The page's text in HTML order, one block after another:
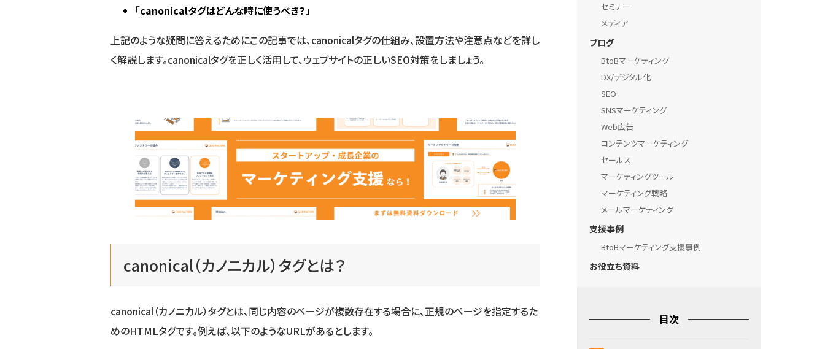
「canonicalタグはどんな時に使うべき？」
上記のような疑問に答えるためにこの記事では、canonicalタグの仕組み、設置方法や注意点などを詳し
く解説します。canonicalタグを正しく活用して、ウェブサイトの正しいSEO対策をしましょう。
canonical（カノニカル）タグとは？
canonical（カノニカル）タグとは、同じ内容のページが複数存在する場合に、正規のページを指定するた
めのHTMLタグです。例えば、以下のようなURLがあるとします。
セミナー
メディア
ブログ
BtoBマーケティング
DX/デジタル化
SEO
SNSマーケティング
Web広告
コンテンツマーケティング
セールス
マーケティングツール
マーケティング戦略
メールマーケティング
支援事例
BtoBマーケティング支援事例
お役立ち資料
目次